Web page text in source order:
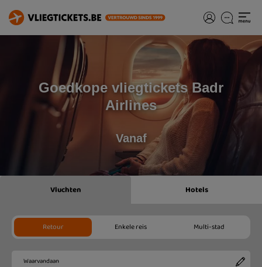
Goedkope vliegtickets Badr
Airlines
Vanaf